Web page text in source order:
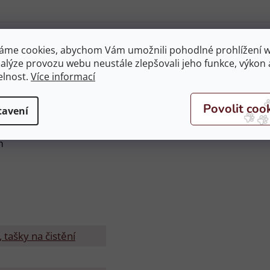
cookies, abychom Vám umožnili pohodlné prohlížení
provozu webu neustále zlepšovali jeho funkce, výkon
Více informací
s dlouhým vlasem, neon pink, vel
neon pink, vel . UNI
tašky na čistění